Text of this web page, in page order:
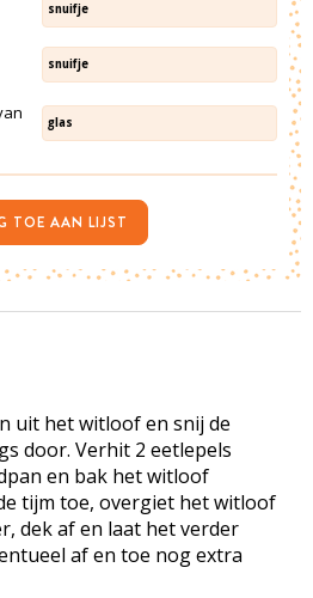
uit het witloof en snij de
door. Verhit 2 eetlepels
en bak het witloof
tijm toe, overgiet het witloof
dek af en laat het verder
af en toe nog extra
snuifje
snuifje
glas
TOE AAN LIJST